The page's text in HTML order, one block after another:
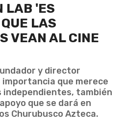
LAB 'ES
LAS
VEAN AL CINE
y director
que merece
independientes, también
que se dará en
Churubusco Azteca.